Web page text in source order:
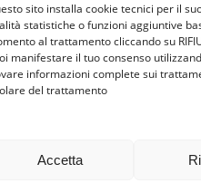
sito installa cookie tecnici per il
statistiche o funzioni aggiuntive
al trattamento cliccando su
manifestare il tuo consenso
informazioni complete sui
del trattamento
Accetta